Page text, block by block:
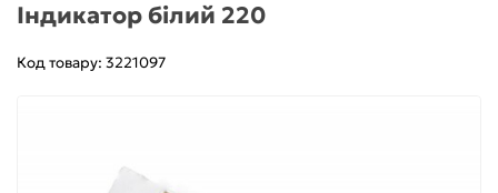
Індикатор білий 220
Код товару: 3221097